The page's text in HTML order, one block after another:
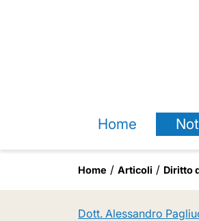
Home
Home Articoli Diritto
Dott. Alessandro